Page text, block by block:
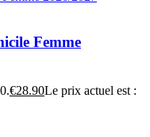
Femme
€28.90Le prix actuel est :